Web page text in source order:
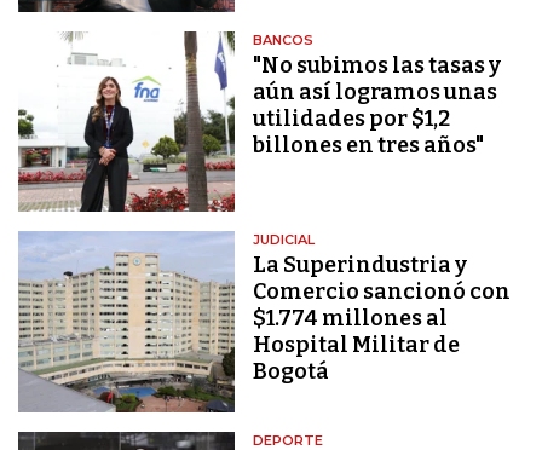
BANCOS
"No subimos las tasas y
aún así logramos unas
utilidades por $1,2
billones en tres años"
JUDICIAL
La Superindustria y
Comercio sancionó con
$1.774 millones al
Hospital Militar de
Bogotá
DEPORTE